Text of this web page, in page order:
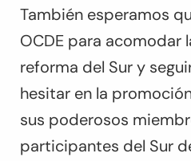
También esperamos
OCDE para acomodar
reforma del Sur y
hesitar en la
sus poderosos
participantes del Sur